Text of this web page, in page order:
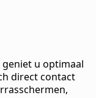
u optimaal
direct contact